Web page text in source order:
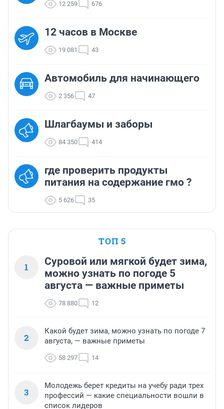
12 259 676
12 часов в Москве
19 081 43
Автомобиль для начинающего
2 356 47
Шлагбаумы и заборы
84 350 414
где проверить продукты
питания на содержание гмо ?
5 626 35
ТОП 5
1
Суровой или мягкой будет зима,
можно узнать по погоде 5
августа — важные приметы
78 880 12
2
Какой будет зима, можно узнать по погоде 7
августа, — важные приметы
58 297 14
3
Молодежь берет кредиты на учебу ради трех
профессий — какие специальности вошли в
список лидеров